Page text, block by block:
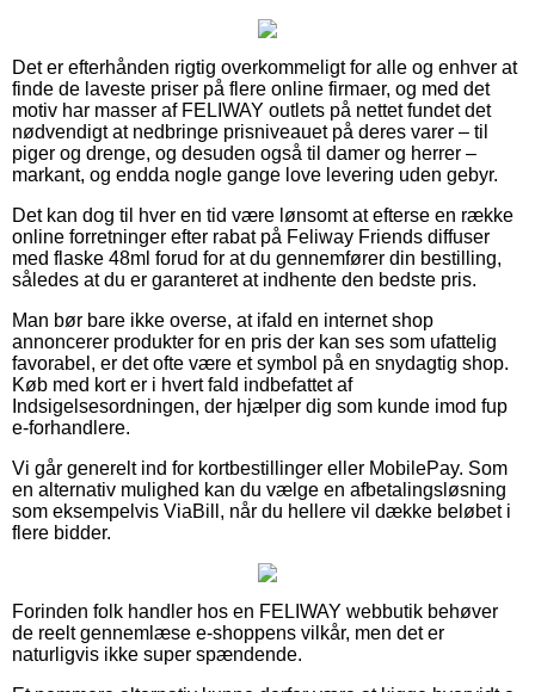
Det er efterhånden rigtig overkommeligt for alle og enhver at
finde de laveste priser på flere online firmaer, og med det
motiv har masser af FELIWAY outlets på nettet fundet det
nødvendigt at nedbringe prisniveauet på deres varer – til
piger og drenge, og desuden også til damer og herrer –
markant, og endda nogle gange love levering uden gebyr.
Det kan dog til hver en tid være lønsomt at efterse en række
online forretninger efter rabat på Feliway Friends diffuser
med flaske 48ml forud for at du gennemfører din bestilling,
således at du er garanteret at indhente den bedste pris.
Man bør bare ikke overse, at ifald en internet shop
annoncerer produkter for en pris der kan ses som ufattelig
favorabel, er det ofte være et symbol på en snydagtig shop.
Køb med kort er i hvert fald indbefattet af
Indsigelsesordningen, der hjælper dig som kunde imod fup
e-forhandlere.
Vi går generelt ind for kortbestillinger eller MobilePay. Som
en alternativ mulighed kan du vælge en afbetalingsløsning
som eksempelvis ViaBill, når du hellere vil dække beløbet i
flere bidder.
Forinden folk handler hos en FELIWAY webbutik behøver
de reelt gennemlæse e-shoppens vilkår, men det er
naturligvis ikke super spændende.